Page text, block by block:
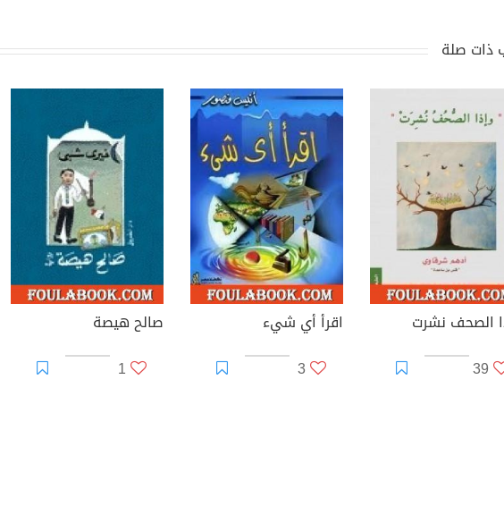
ذات صلة
الصحف نشرت
39
اقرأ أي شيء
3
صالح هيصة
1